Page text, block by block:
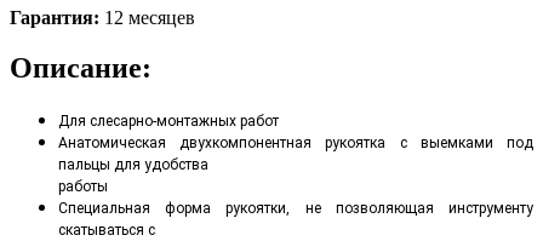
Гарантия: 12 месяцев
Описание:
Для слесарно-монтажных работ
Анатомическая двухкомпонентная рукоятка с выемками под
пальцы для удобства
работы
Специальная форма рукоятки, не позволяющая инструменту
скатываться с